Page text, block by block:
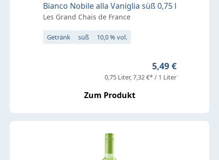
Bianco Nobile alla Vaniglia süß 0,75 l
Les Grand Chais de France
Getränk süß 10,0 % vol.
Regulärer Preis:
5,49 €
0,75 Liter 7,32 €* / 1 Liter
Zum Produkt